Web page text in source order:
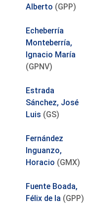
Alberto (GPP)
Echeberría
Monteberría,
Ignacio María
(GPNV)
Estrada
Sánchez, José
Luis (GS)
Fernández
Inguanzo,
Horacio (GMX)
Fuente Boada,
Félix de la (GPP)